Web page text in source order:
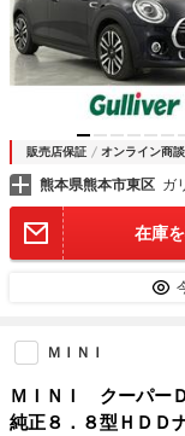
販売店保証 オンライン商
熊本県熊本市東区 ガ
在庫
ＭＩＮＩ
ＭＩＮＩ クーパー
純正８．８型ＨＤＤ